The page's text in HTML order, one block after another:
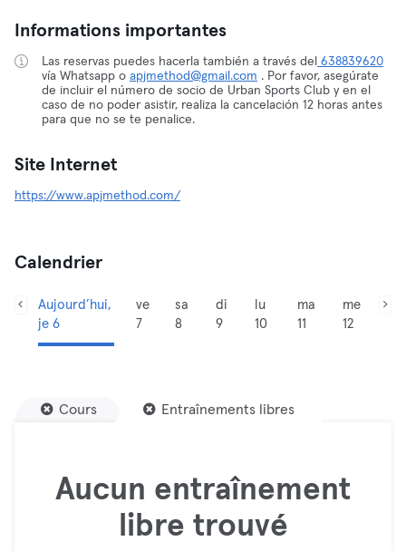
Informations importantes
Las reservas puedes hacerla también a través del 638839620
vía Whatsapp o apjmethod@gmail.com . Por favor, asegúrate
de incluir el número de socio de Urban Sports Club y en el
caso de no poder asistir, realiza la cancelación 12 horas antes
para que no se te penalice.
Site Internet
https://www.apjmethod.com/
Calendrier
Aujourd’hui,
je 6
ve
7
sa
8
di
9
lu
10
ma
11
me
12
Cours Entraînements libres
Aucun entraînement
libre trouvé